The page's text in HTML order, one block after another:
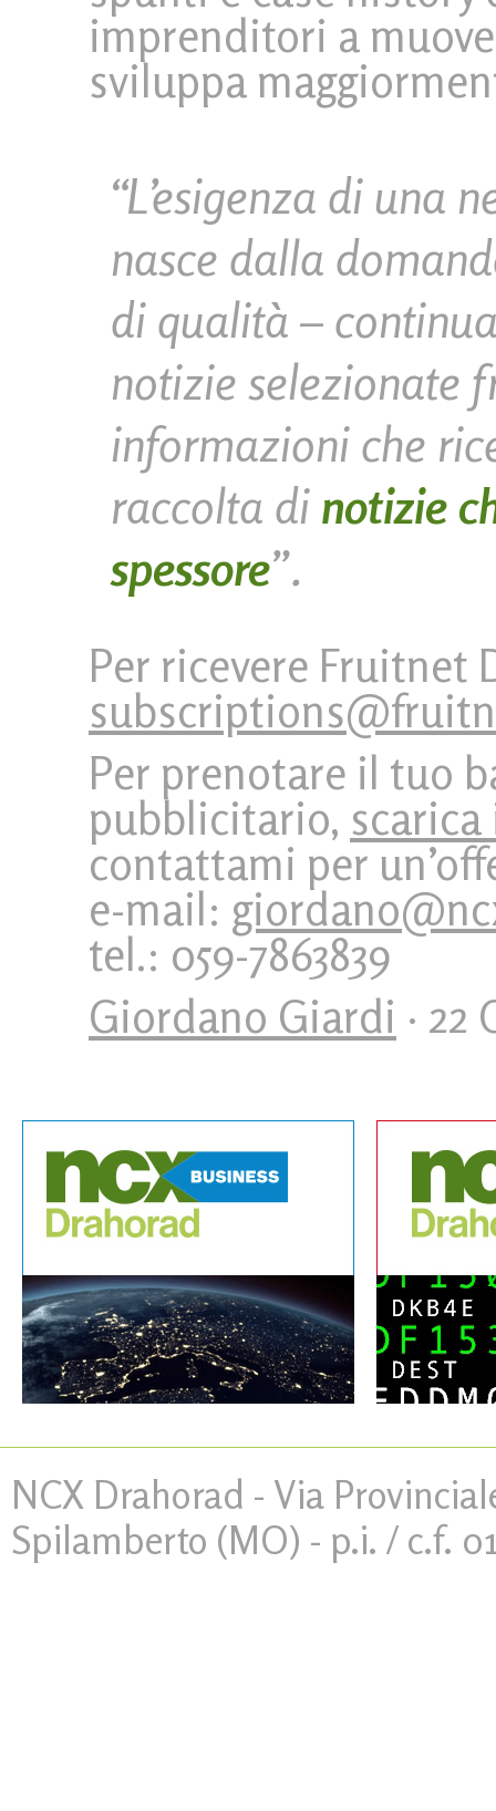
imprenditori a
sviluppa
“L’esigenza di una
nasce dalla
di qualità –
notizie selezionate
informazioni che
raccolta di notizie
spessore”.
Per ricevere Fruitnet
Per prenotare il tuo
pubblicitario,
contattami per
e-mail:
tel.: 059-7863839
Giordano Giardi ·
NCX Drahorad - Via
Spilamberto (MO) - p.i. / c.f.